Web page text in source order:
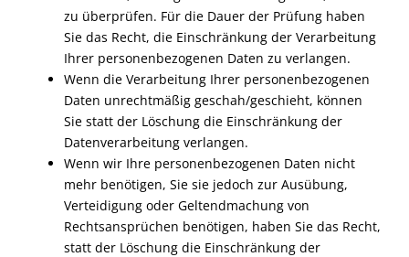
zu überprüfen. Für die Dauer der Prüfung haben
Sie das Recht, die Einschränkung der Verarbeitung
Ihrer personenbezogenen Daten zu verlangen.
Wenn die Verarbeitung Ihrer personenbezogenen
Daten unrechtmäßig geschah/geschieht, können
Sie statt der Löschung die Einschränkung der
Datenverarbeitung verlangen.
Wenn wir Ihre personenbezogenen Daten nicht
mehr benötigen, Sie sie jedoch zur Ausübung,
Verteidigung oder Geltendmachung von
Rechtsansprüchen benötigen, haben Sie das Recht,
statt der Löschung die Einschränkung der